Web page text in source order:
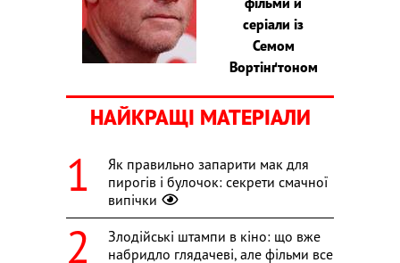
серіали із
Семом
Вортінґтоном
НАЙКРАЩІ МАТЕРІАЛИ
Як правильно запарити мак для
пирогів і булочок: секрети смачної
випічки
Злодійські штампи в кіно: що вже
набридло глядачеві, але фільми все